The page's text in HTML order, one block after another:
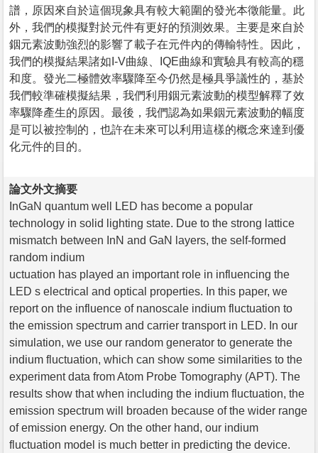
譜，原因來自於這個現象具有較大範圍的發光本徵能量。此
外，我們的模擬對於元件有更好的預測效果。主要是來自於
銦元素波動強烈的影響了載子在元件內的傳輸特性。因此，
我們的模擬結果諸如I-V曲線、IQE曲線和實驗具有較高的穩
和度。發光二極體效率驟降至今仍然是極具爭議性的，基於
我們較準確模擬結果，我們利用銦元素波動的模型解釋了效
率驟降產生的原因。最後，我們認為如果銦元素波動的幅度
是可以被控制的，也許在未來可以利用這樣的概念來達到優
化元件的目的。
論文外文摘要
InGaN quantum well LED has become a popular
technology in solid lighting state. Due to the strong lattice
mismatch between InN and GaN layers, the self-formed
random indium
uctuation has played an important role in influencing the
LED s electrical and optical properties. In this paper, we
report on the influence of nanoscale indium fluctuation to
the emission spectrum and carrier transport in LED. In our
simulation, we use our random generator to generate the
indium fluctuation, which can show some similarities to the
experiment data from Atom Probe Tomography (APT). The
results show that when including the indium fluctuation, the
emission spectrum will broaden because of the wider range
of emission energy. On the other hand, our indium
fluctuation model is much better in predicting the device.